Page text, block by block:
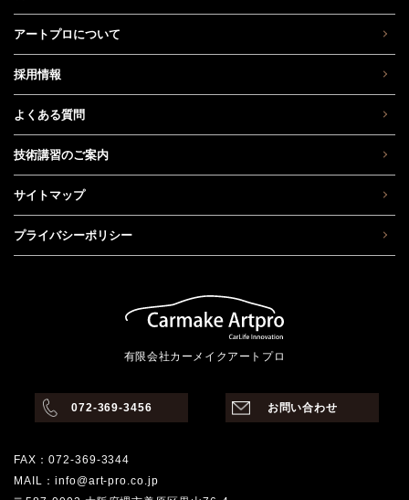
アートプロについて
採用情報
よくある質問
技術講習のご案内
サイトマップ
プライバシーポリシー
有限会社カーメイクアートプロ
072-369-3456 お問い合わせ
FAX：072-369-3344
MAIL：info@art-pro.co.jp